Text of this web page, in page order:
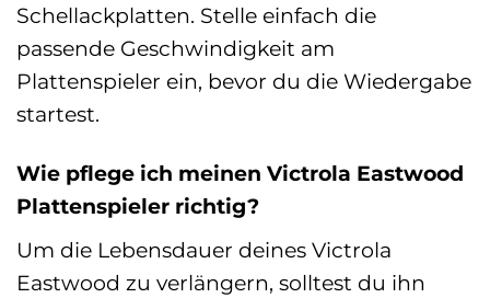
Schellackplatten. Stelle einfach die
passende Geschwindigkeit am
Plattenspieler ein, bevor du die Wiedergabe
startest.
Wie pflege ich meinen Victrola Eastwood
Plattenspieler richtig?
Um die Lebensdauer deines Victrola
Eastwood zu verlängern, solltest du ihn